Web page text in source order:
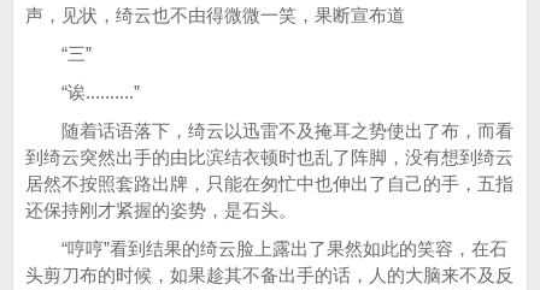
声，见状，绮云也不由得微微一笑，果断宣布道
“三”
“诶..........”
随着话语落下，绮云以迅雷不及掩耳之势使出了布，而看
到绮云突然出手的由比滨结衣顿时也乱了阵脚，没有想到绮云
居然不按照套路出牌，只能在匆忙中也伸出了自己的手，五指
还保持刚才紧握的姿势，是石头。
“哼哼”看到结果的绮云脸上露出了果然如此的笑容，在石
头剪刀布的时候，如果趁其不备出手的话，人的大脑来不及反